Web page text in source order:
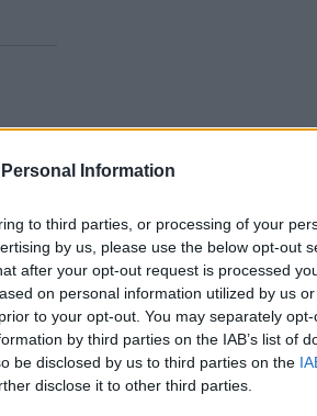
Information
to third parties, or processing of your
by us, please use the below opt-out
after your opt-out request is processed
on personal information utilized by us
to your opt-out. You may separately
by third parties on the IAB’s list of
be disclosed by us to third parties on the
disclose it to other third parties.
za
zdroje